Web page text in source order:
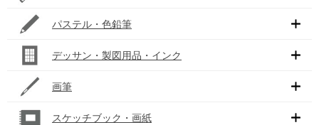
パステル・色鉛筆
デッサン・製図用品・インク
画筆
スケッチブック・画紙